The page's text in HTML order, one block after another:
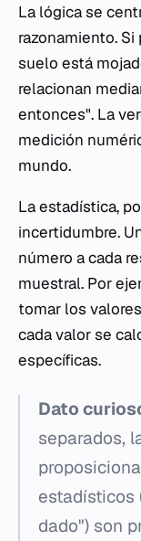
La lógica se
razonamiento. Si
suelo está
relacionan
entonces". La
medición
mundo.
La estadística,
incertidumbre.
número a cada
muestral. Por
tomar los
cada valor se
específicas.
Dato
separados,
estadísticos
dado") son